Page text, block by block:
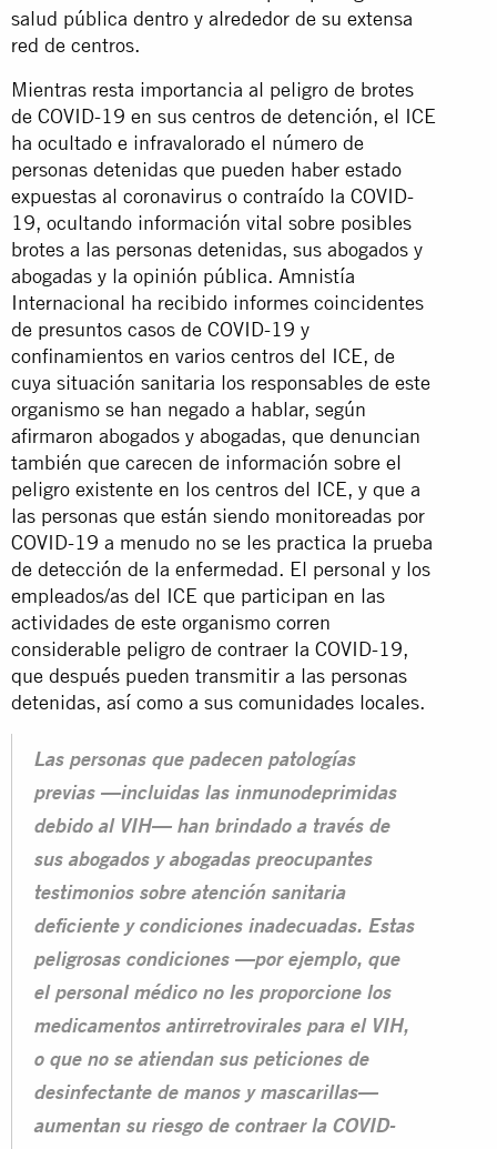
salud pública dentro y alrededor de su extensa
red de centros.
Mientras resta importancia al peligro de brotes
de COVID-19 en sus centros de detención, el ICE
ha ocultado e infravalorado el número de
personas detenidas que pueden haber estado
expuestas al coronavirus o contraído la COVID-
19, ocultando información vital sobre posibles
brotes a las personas detenidas, sus abogados y
abogadas y la opinión pública. Amnistía
Internacional ha recibido informes coincidentes
de presuntos casos de COVID-19 y
confinamientos en varios centros del ICE, de
cuya situación sanitaria los responsables de este
organismo se han negado a hablar, según
afirmaron abogados y abogadas, que denuncian
también que carecen de información sobre el
peligro existente en los centros del ICE, y que a
las personas que están siendo monitoreadas por
COVID-19 a menudo no se les practica la prueba
de detección de la enfermedad. El personal y los
empleados/as del ICE que participan en las
actividades de este organismo corren
considerable peligro de contraer la COVID-19,
que después pueden transmitir a las personas
detenidas, así como a sus comunidades locales.
Las personas que padecen patologías
previas —incluidas las inmunodeprimidas
debido al VIH— han brindado a través de
sus abogados y abogadas preocupantes
testimonios sobre atención sanitaria
deficiente y condiciones inadecuadas. Estas
peligrosas condiciones —por ejemplo, que
el personal médico no les proporcione los
medicamentos antirretrovirales para el VIH,
o que no se atiendan sus peticiones de
desinfectante de manos y mascarillas—
aumentan su riesgo de contraer la COVID-